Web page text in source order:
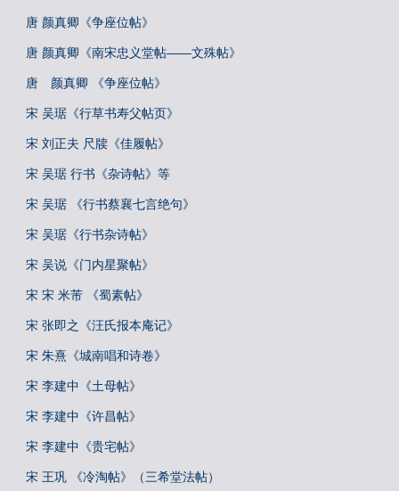
唐 颜真卿《争座位帖》
唐 颜真卿《南宋忠义堂帖——文殊帖》
唐 颜真卿 《争座位帖》
宋 吴琚《行草书寿父帖页》
宋 刘正夫 尺牍《佳履帖》
宋 吴琚 行书《杂诗帖》等
宋 吴琚 《行书蔡襄七言绝句》
宋 吴琚《行书杂诗帖》
宋 吴说《门内星聚帖》
宋 宋 米芾 《蜀素帖》
宋 张即之《汪氏报本庵记》
宋 朱熹《城南唱和诗卷》
宋 李建中《土母帖》
宋 李建中《许昌帖》
宋 李建中《贵宅帖》
宋 王巩 《冷淘帖》（三希堂法帖）